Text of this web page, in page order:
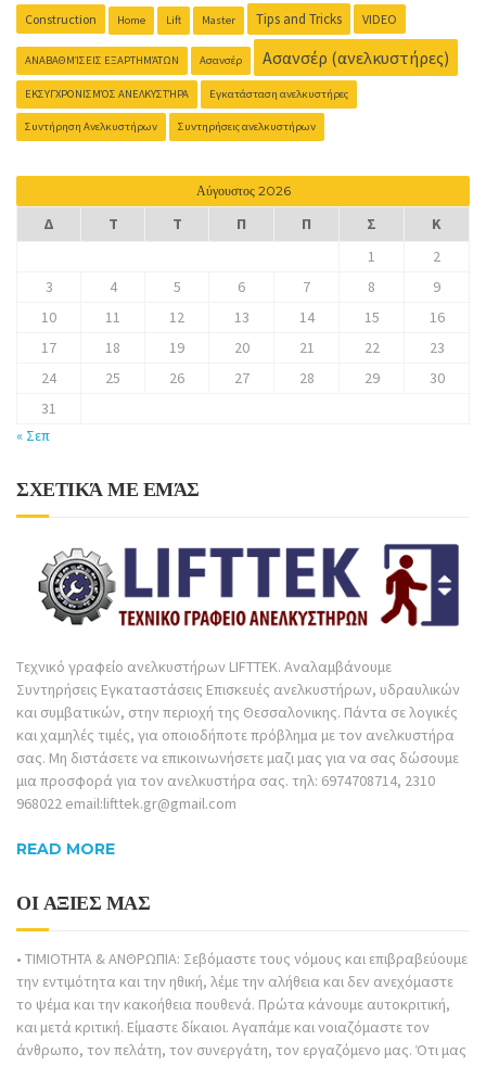
Construction Home Lift Master Tips and Tricks VIDEO
ΑΝΑΒΑΘΜΊΣΕΙΣ ΕΞΑΡΤΗΜΆΤΩΝ Ασανσέρ Ασανσέρ (ανελκυστήρες)
ΕΚΣΥΓΧΡΟΝΙΣΜΌΣ ΑΝΕΛΚΥΣΤΉΡΑ Εγκατάσταση ανελκυστήρες
Συντήρηση Ανελκυστήρων Συντηρήσεις ανελκυστήρων
Αύγουστος 2026
Δ Τ Τ Π Π Σ
Κ
1
2
3
4 5 6 7 8
9
10
11 12 13 14 15
16
17
18 19 20 21 22
23
24
25 26 27 28 29
30
31
« Σεπ
ΣΧΕΤΙΚΆ ΜΕ ΕΜΆΣ
Tεχνικό γραφείο ανελκυστήρων LIFTTEK. Αναλαμβάνουμε
Συντηρήσεις Εγκαταστάσεις Επισκευές ανελκυστήρων, υδραυλικών
και συμβατικών, στην περιοχή της Θεσσαλονικης. Πάντα σε λογικές
και χαμηλές τιμές, για οποιοδήποτε πρόβλημα με τον ανελκυστήρα
σας. Μη διστάσετε να επικοινωνήσετε μαζι μας για να σας δώσουμε
μια προσφορά για τον ανελκυστήρα σας. τηλ: 6974708714, 2310
968022 email:lifttek.gr@gmail.com
READ MORE
ΟΙ ΑΞΙΕΣ ΜΑΣ
• ΤΙΜΙΟΤΗΤΑ & ΑΝΘΡΩΠΙΑ: Σεβόμαστε τους νόμους και επιβραβεύουμε
την εντιμότητα και την ηθική, λέμε την αλήθεια και δεν ανεχόμαστε
το ψέμα και την κακοήθεια πουθενά. Πρώτα κάνουμε αυτοκριτική,
και μετά κριτική. Είμαστε δίκαιοι. Αγαπάμε και νοιαζόμαστε τον
άνθρωπο, τον πελάτη, τον συνεργάτη, τον εργαζόμενο μας. Ότι μας